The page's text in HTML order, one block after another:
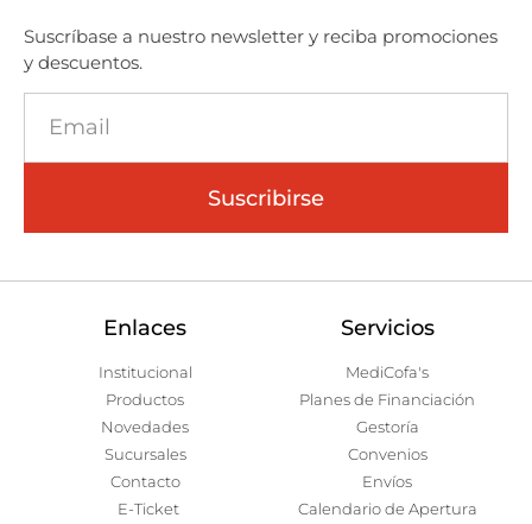
Suscríbase a nuestro newsletter y reciba promociones
y descuentos.
Suscribirse
Enlaces
Institucional
Productos
Novedades
Sucursales
Contacto
E-Ticket
Servicios
MediCofa's
Planes de Financiación
Gestoría
Convenios
Envíos
Calendario de Apertura